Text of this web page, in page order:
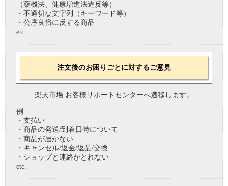
（薬機法、健康増進法違反等）
・不適切な文字列（キーワード等）
・公序良俗に反する商品
etc.
注文後のお困りごとに対するご意見
楽天市場 お客様サポートセンターへ遷移します。
例
・支払い
・商品の発送/到着日時について
・商品が届かない
・キャンセル/返金/返品/交換
・ショップと連絡がとれない
etc.